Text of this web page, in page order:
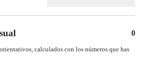
0
calculados con los números que has